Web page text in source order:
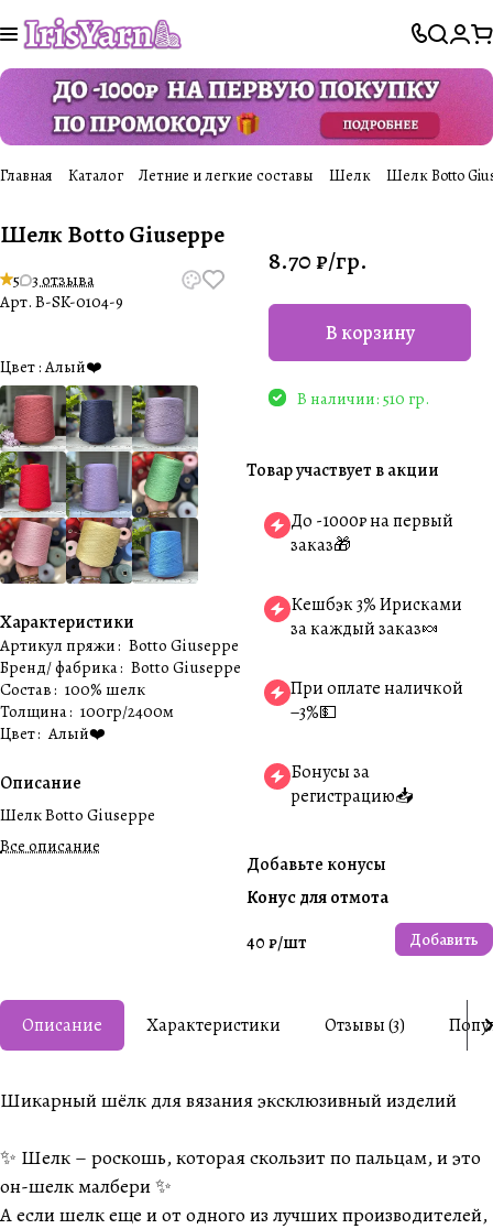
Главная Каталог Летние и легкие составы Шелк Шелк Botto
Шелк Botto Giuseppe
5 3 отзыва
Арт. B-SK-0104-9
Цвет :Алый❤️
Характеристики
Артикул пряжи: Botto Giuseppe
Бренд/ фабрика: Botto Giuseppe
Состав: 100% шелк
Толщина: 100гр/2400м
Цвет: Алый❤️
Описание
Шелк Botto Giuseppe
Все описание
8.70 ₽/гр.
В корзину
В наличии: 510 гр.
Товар участвует в акции
До -1000₽ на первый
заказ🎁
Кешбэк 3% Ирисками
за каждый заказ🍬
При оплате наличкой
−3%💵
Бонусы за
регистрацию📥
Добавьте конусы
Конус для отмота
40 ₽/шт Добавить
Описание Характеристики Отзывы (3)
Шикарный шёлк для вязания эксклюзивный изделий
✨ Шелк – роскошь, которая скользит по пальцам, и это
он-шелк малбери ✨
А если шелк еще и от одного из лучших производителей,